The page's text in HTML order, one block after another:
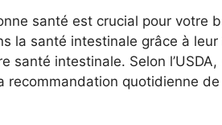
santé est crucial pour votre
la santé intestinale grâce à
santé intestinale. Selon
recommandation quotidienne